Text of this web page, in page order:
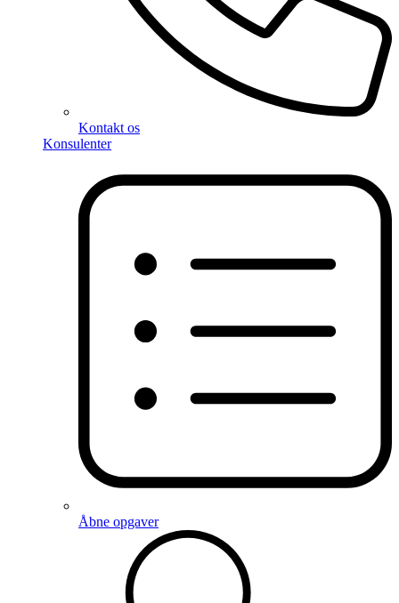
Kontakt os
Konsulenter
Åbne opgaver